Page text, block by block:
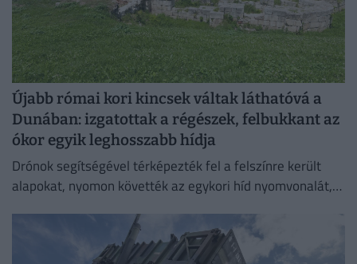
Újabb római kori kincsek váltak láthatóvá a
Dunában: izgatottak a régészek, felbukkant az
ókor egyik leghosszabb hídja
Drónok segítségével térképezték fel a felszínre került
alapokat, nyomon követték az egykori híd nyomvonalát,